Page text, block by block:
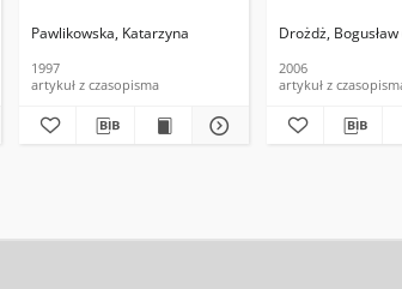
Pawlikowska, Katarzyna
1997
artykuł z czasopisma
Drożdż,
2006
artykuł z